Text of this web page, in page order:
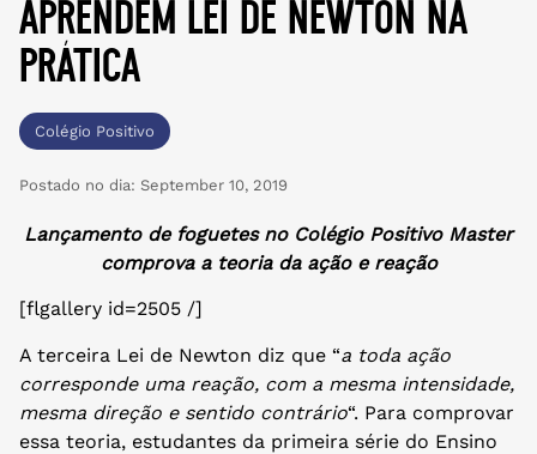
aprendem lei de newton na
prática
Colégio Positivo
Postado no dia: September 10, 2019
Lançamento de foguetes no Colégio Positivo Master
comprova a teoria da ação e reação
[flgallery id=2505 /]
A terceira Lei de Newton diz que “a toda ação
corresponde uma reação, com a mesma intensidade,
mesma direção e sentido contrário“. Para comprovar
essa teoria, estudantes da primeira série do Ensino